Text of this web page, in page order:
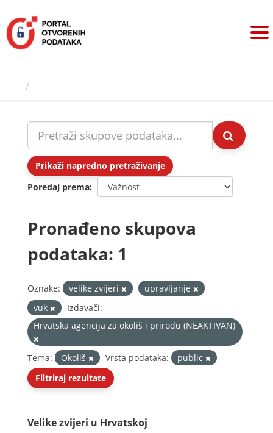
sadržaj
Prikaži napredno pretraživanje
Poredaj prema
Pronađeno skupova
podataka: 1
Oznake: velike zvijeri
upravljanje
vuk
Izdavači:
Hrvatska agencija za okoliš i prirodu (NEAKTIVAN)
Tema: Okoliš Vrsta podataka:
public
Filtriraj rezultate
Velike zvijeri u Hrvatskoj